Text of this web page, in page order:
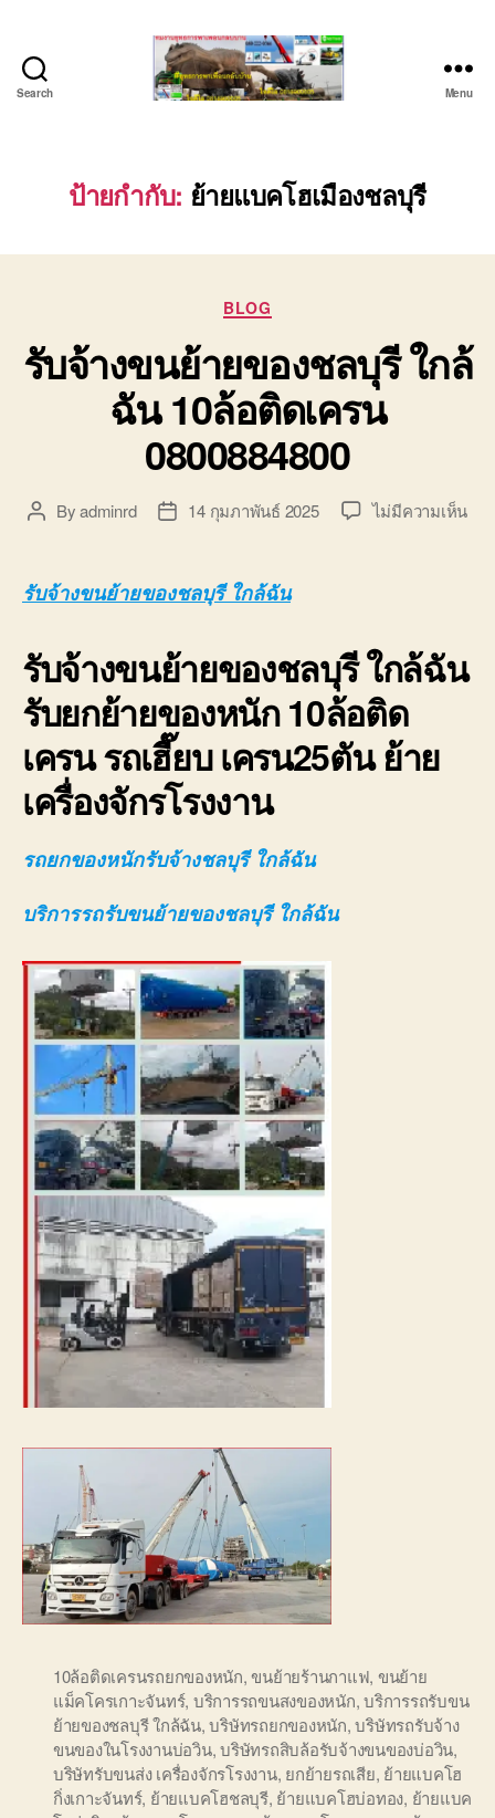
Search
เครื่องจักร
ระยอง
(บริษัท
พาณิชย์
บริการ
รถยก
รถ
รับจ้าง
ใน
เขต
บ่อ
วิน
Menu
ป้ายกำกับ: ย้ายแบคโฮเมืองชลบุรี
Categories
BLOG
รับจ้างขนย้ายของชลบุรี ใกล้
ฉัน 10ล้อติดเครน
0800884800
PostByadminrd
Post14 กุมภาพันธ์ 2025 ไม่มีความเห็นบน
ใกล้
ฉัน
รับจ้างขนย้ายของชลบุรี ใกล้ฉัน
รับจ้างขนย้ายของชลบุรี ใกล้ฉัน
รับยกย้ายของหนัก 10ล้อติด
เครน รถเฮี๊ยบ เครน25ตัน ย้าย
เครื่องจักรโรงงาน
รถยกของหนักรับจ้างชลบุรี ใกล้ฉัน
บริการรถรับขนย้ายของชลบุรี ใกล้ฉัน
10ล้อติดเครนรถยกของหนัก,ขนย้ายร้านกาแฟ, ขนย้าย
แม็คโครเกาะจันทร์, บริการรถขนสงของหนัก,บริการรถรับขน
ย้ายของชลบุรี ใกล้ฉัน,บริษัทรถยกของหนัก,บริษัทรถรับจ้าง
ขนของในโรงงานบ่อวิน,บริษัทรถสิบล้อรับจ้างขนของบ่อวิน,
บริษัทรับขนส่ง เครื่องจักรโรงงาน, ยกย้ายรถเสีย, ย้ายแบคโฮ
กิ่งเกาะจันทร์, ย้ายแบคโฮชลบุรี, ย้ายแบคโฮบ่อทอง, ย้ายแบค